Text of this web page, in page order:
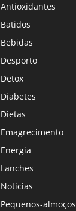
Antioxidantes
Batidos
Bebidas
Desporto
Detox
Diabetes
Dietas
Emagrecimento
Energia
Lanches
Notícias
Pequenos-almoços